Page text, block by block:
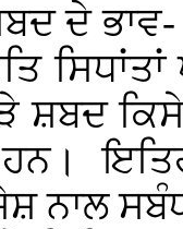
ਦੇ
ਸਿਧਾਂਤਾਂ
ਸ਼ਬਦ
ਨਾਲ